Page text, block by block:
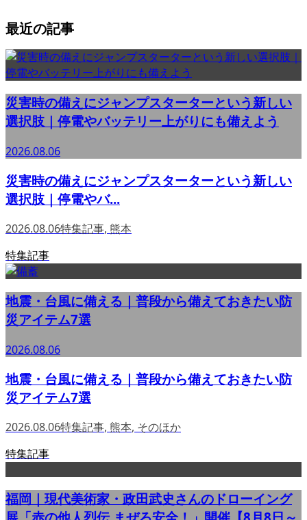
最近の記事
災害時の備えにジャンプスターターという新しい
選択肢｜停電やバッテリー上がりにも備えよう
2026.08.06
災害時の備えにジャンプスターターという新しい
選択肢｜停電やバ...
2026.08.06特集記事, 熊本
特集記事
地震・台風に備える｜普段から備えておきたい防
災アイテム7選
2026.08.06
地震・台風に備える｜普段から備えておきたい防
災アイテム7選
2026.08.06特集記事, 熊本, そのほか
特集記事
福岡｜現代美術家・政田武史さんのドローイング